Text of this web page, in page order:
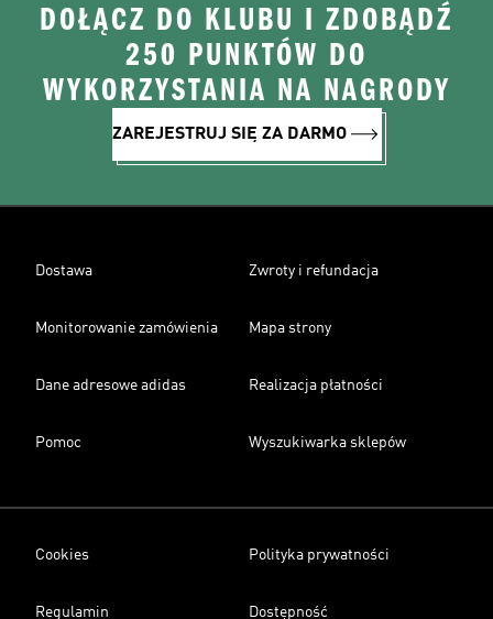
DOŁĄCZ DO KLUBU I ZDOBĄDŹ
250 PUNKTÓW DO
WYKORZYSTANIA NA NAGRODY
ZAREJESTRUJ SIĘ ZA DARMO
Dostawa Zwroty i refundacja
Monitorowanie zamówienia Mapa strony
Dane adresowe adidas Realizacja płatności
Pomoc Wyszukiwarka sklepów
Cookies Polityka prywatności
Regulamin Dostępność